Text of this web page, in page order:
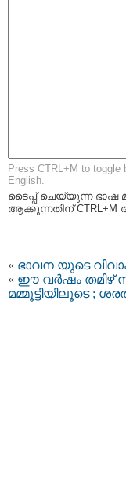
Press CTRL+M to toggle
English.
ടൈപ്പ്‌ ചെയ്യുന്ന ഭാഷ
ആക്കുന്നതിന്
« ഭാവന യുടെ
« ഈ വർഷം തമിഴ്
മമ്മൂട്ടിയിലൂടെ ;